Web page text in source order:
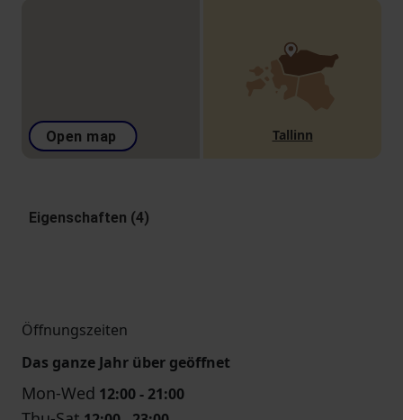
Open map Tallinn
Eigenschaften (4)
Öffnungszeiten
Das ganze Jahr über geöffnet
Mon-Wed 12:00 - 21:00